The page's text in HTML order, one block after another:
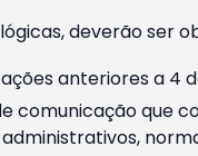
deverão ser
anteriores a 4
comunicação que